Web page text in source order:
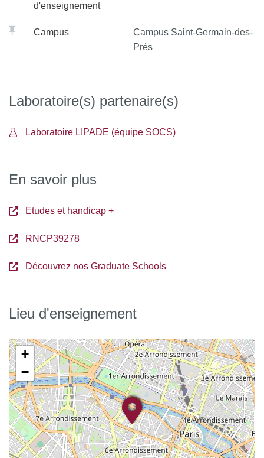
d'enseignement
Campus
Campus Saint-Germain-des-
Prés
Laboratoire(s) partenaire(s)
Laboratoire LIPADE (équipe SOCS)
En savoir plus
Etudes et handicap +
RNCP39278
Découvrez nos Graduate Schools
Lieu d'enseignement
+
−